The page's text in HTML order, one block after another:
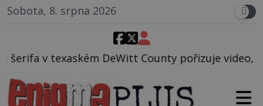
Sobota, 8. srpna 2026
County pořizuje video, na kterém před jeho